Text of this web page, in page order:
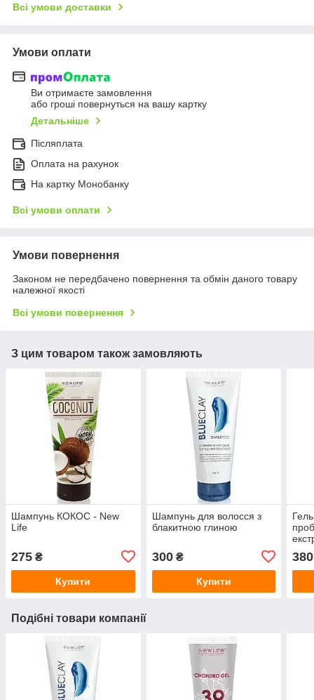
Всі умови доставки
Умови оплати
Ви отримаєте замовлення
або гроші повернуться на вашу картку
Детальніше
Післяплата
Оплата на рахунок
На картку Монобанку
Всі умови оплати
Умови повернення
Законом не передбачено повернення та обмін даного товару
належної якості
Всі умови повернення
З цим товаром також замовляють
Шампунь КОКОС - New
Life
275 ₴
Купити
Шампунь для волосся з
блакитною глиною
300₴
Купити
380
Подібні товари компанії